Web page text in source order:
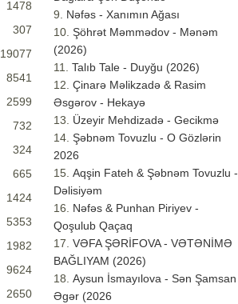
1478
307
19077
8541
2599
732
324
665
1424
5353
1982
9624
2650
Nəfəs - Xanımın Ağası
Şöhrət Məmmədov - Mənəm
(2026)
Talıb Tale - Duyğu (2026)
Çinarə Məlikzadə & Rasim
Əsgərov - Hekayə
Üzeyir Mehdizadə - Gecikmə
Şəbnəm Tovuzlu - O Gözlərin
2026
Aqşin Fateh & Şəbnəm Tovuzlu -
Dəlisiyəm
Nəfəs & Punhan Piriyev -
Qoşulub Qaçaq
VƏFA ŞƏRİFOVA - VƏTƏNİMƏ
BAĞLIYAM (2026)
Aysun İsmayılova - Sən Şamsan
Əgər (2026